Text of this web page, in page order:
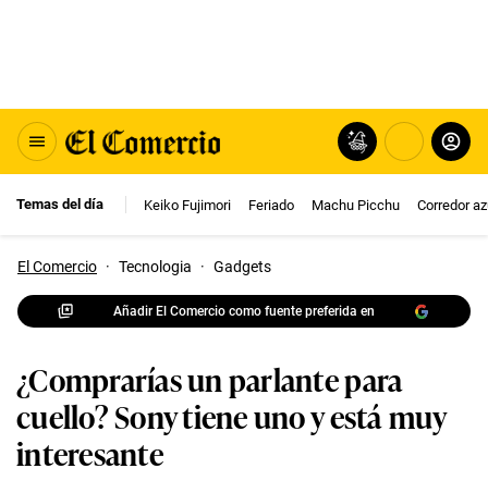
Temas del día Keiko Fujimori Feriado Machu Picchu Corredor
El Comercio · Tecnologia · Gadgets
Añadir El Comercio como fuente preferida en
¿Comprarías un parlante para
cuello? Sony tiene uno y está muy
interesante